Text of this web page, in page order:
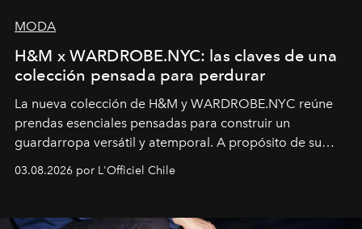
MODA
H&M x WARDROBE.NYC: las claves de una
colección pensada para perdurar
La nueva colección de H&M y WARDROBE.NYC reúne
prendas esenciales pensadas para construir un
guardarropa versátil y atemporal. A propósito de su
lanzamiento, los fundadores de la firma neoyorquina y
la asesora creativa y jefa de diseño global de la marca
y la filosofía detrás de la propuesta.
03.08.2026 por L'Officiel Chile